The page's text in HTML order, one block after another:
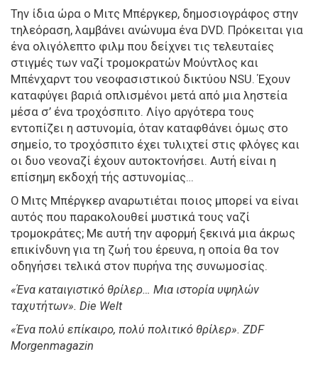
Την ίδια ώρα ο Μιτς Μπέργκερ, δημοσιογράφος στην
τηλεόραση, λαμβάνει ανώνυμα ένα DVD. Πρόκειται για
ένα ολιγόλεπτο φιλμ που δείχνει τις τελευταίες
στιγμές των ναζί τρομοκρατών Μούντλος και
Μπένχαρντ του νεοφασιστικού δικτύου NSU. Έχουν
καταφύγει βαριά οπλισμένοι μετά από μια ληστεία
μέσα σ’ ένα τροχόσπιτο. Λίγο αργότερα τους
εντοπίζει η αστυνομία, όταν καταφθάνει όμως στο
σημείο, το τροχόσπιτο έχει τυλιχτεί στις φλόγες και
οι δυο νεοναζί έχουν αυτοκτονήσει. Αυτή είναι η
επίσημη εκδοχή τής αστυνομίας…
Ο Μιτς Μπέργκερ αναρωτιέται ποιος μπορεί να είναι
αυτός που παρακολουθεί μυστικά τους ναζί
τρομοκράτες; Με αυτή την αφορμή ξεκινά μια άκρως
επικίνδυνη για τη ζωή του έρευνα, η οποία θα τον
οδηγήσει τελικά στον πυρήνα της συνωμοσίας.
«Ένα καταιγιστικό θρίλερ… Μια ιστορία υψηλών
ταχυτήτων». Die Welt
«Ένα πολύ επίκαιρο, πολύ πολιτικό θρίλερ». ZDF
Morgenmagazin